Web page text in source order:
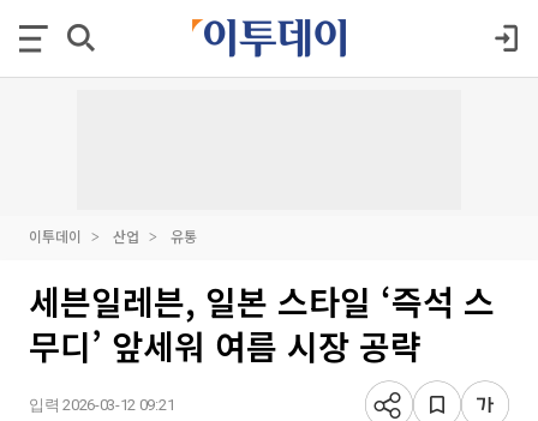
이투데이 산업 유통
세븐일레븐, 일본 스타일 ‘즉석 스
무디’ 앞세워 여름 시장 공략
입력 2026-03-12 09:21